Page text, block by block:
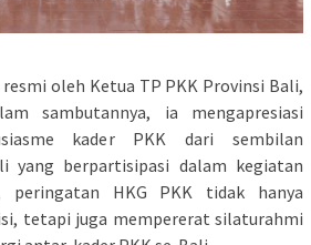
oleh Ketua TP PKK Provinsi Bali,
sambutannya, ia mengapresiasi
kader PKK dari sembilan
yang berpartisipasi dalam kegiatan
peringatan HKG PKK tidak hanya
tetapi juga mempererat silaturahmi